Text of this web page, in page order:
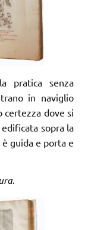
pratica senza
in naviglio
certezza dove si
sopra la
guida e porta e
.